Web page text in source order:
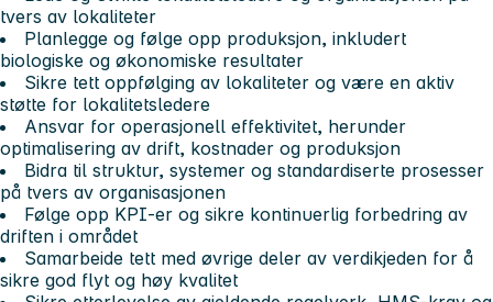
tvers av lokaliteter
Planlegge og følge opp produksjon, inkludert
biologiske og økonomiske resultater
Sikre tett oppfølging av lokaliteter og være en aktiv
støtte for lokalitetsledere
Ansvar for operasjonell effektivitet, herunder
optimalisering av drift, kostnader og produksjon
Bidra til struktur, systemer og standardiserte prosesser
på tvers av organisasjonen
Følge opp KPI-er og sikre kontinuerlig forbedring av
driften i området
Samarbeide tett med øvrige deler av verdikjeden for å
sikre god flyt og høy kvalitet